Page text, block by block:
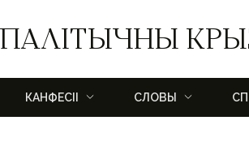
ПАЛІТЫЧНЫ
КАНФЕСІІ СЛОВЫ